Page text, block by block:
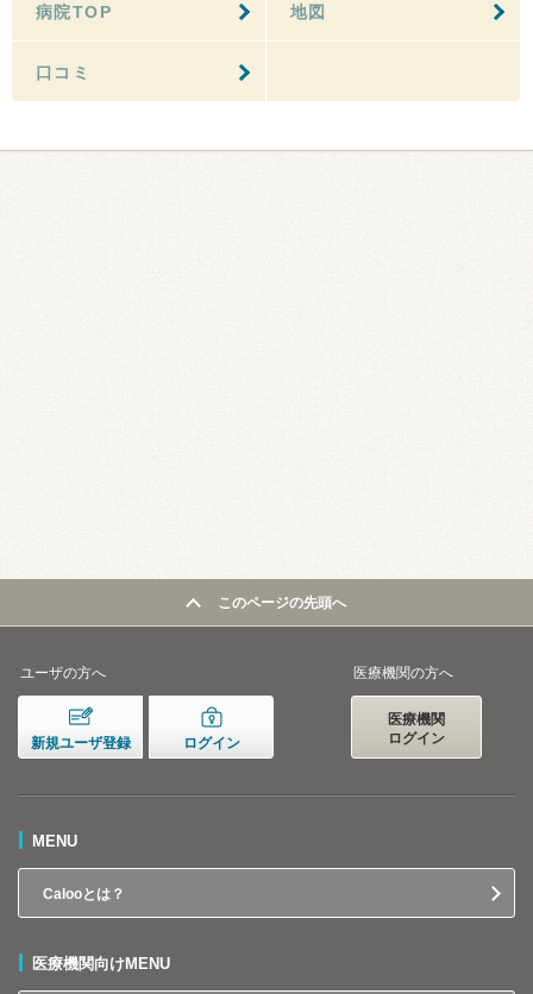
病院TOP 地図
口コミ
このページの先頭へ
ユーザの方へ
新規ユーザ登録 ログイン
医療機関の方へ
医療機関
ログイン
MENU
Calooとは？
医療機関向けMENU